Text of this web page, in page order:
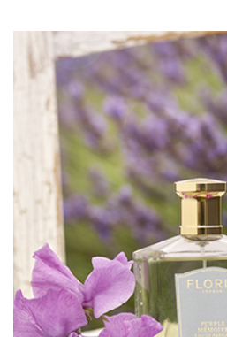
/home/hor/floris.jp/public_html/flrs/
content/themes/fwp/home.php on